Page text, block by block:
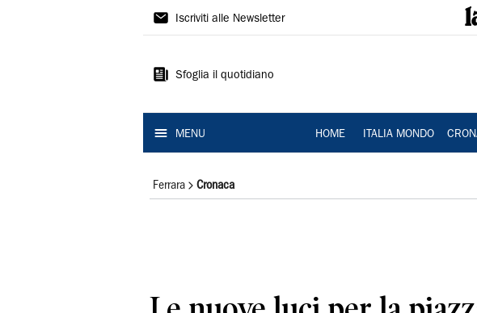
La
Ferrara
Iscriviti alle Newsletter
Sfoglia il quotidiano
MENU HOME ITALIA MONDO
Ferrara Cronaca